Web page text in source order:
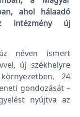
ahol hálaadó
intézmény új
néven ismert
új székhelyre
24
gondozását –
nyújtva az